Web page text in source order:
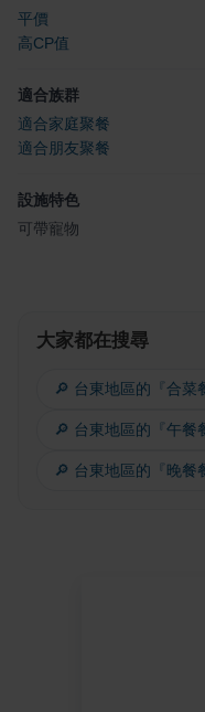
平價
高CP值
適合族群
適合家庭聚餐
適合朋友聚餐
設施特色
可帶寵物
大家都在搜尋
🔎 台東地區的『合菜
🔎 台東地區的『午餐
🔎 台東地區的『晚餐